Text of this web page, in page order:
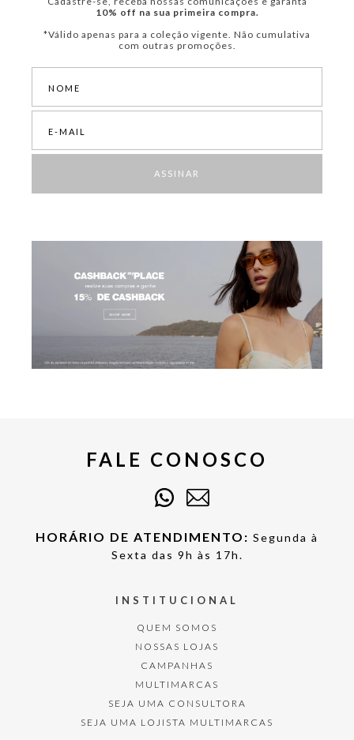
10% off na sua primeira compra.
*Válido apenas para a coleção vigente. Não cumulativa
com outras promoções.
ASSINAR
FALE CONOSCO
HORÁRIO DE ATENDIMENTO: Segunda à
Sexta das 9h às 17h.
INSTITUCIONAL
QUEM SOMOS
NOSSAS LOJAS
CAMPANHAS
MULTIMARCAS
SEJA UMA CONSULTORA
SEJA UMA LOJISTA MULTIMARCAS